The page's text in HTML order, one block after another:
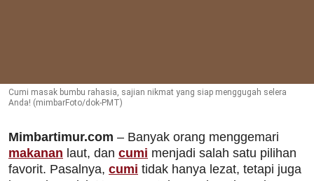
Cumi masak bumbu rahasia, sajian nikmat yang siap menggugah selera
Anda! (mimbarFoto/dok-PMT)
Mimbartimur.com – Banyak orang menggemari
makanan laut, dan cumi menjadi salah satu pilihan
favorit. Pasalnya, cumi tidak hanya lezat, tetapi juga